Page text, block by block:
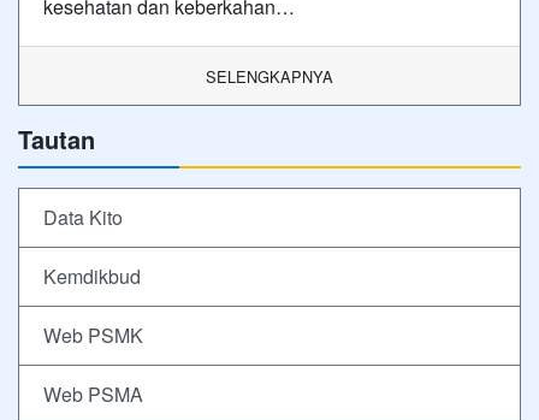
kesehatan dan keberkahan…
SELENGKAPNYA
Tautan
Data Kito
Kemdikbud
Web PSMK
Web PSMA